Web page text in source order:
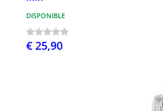
DISPONIBLE
€ 25,90